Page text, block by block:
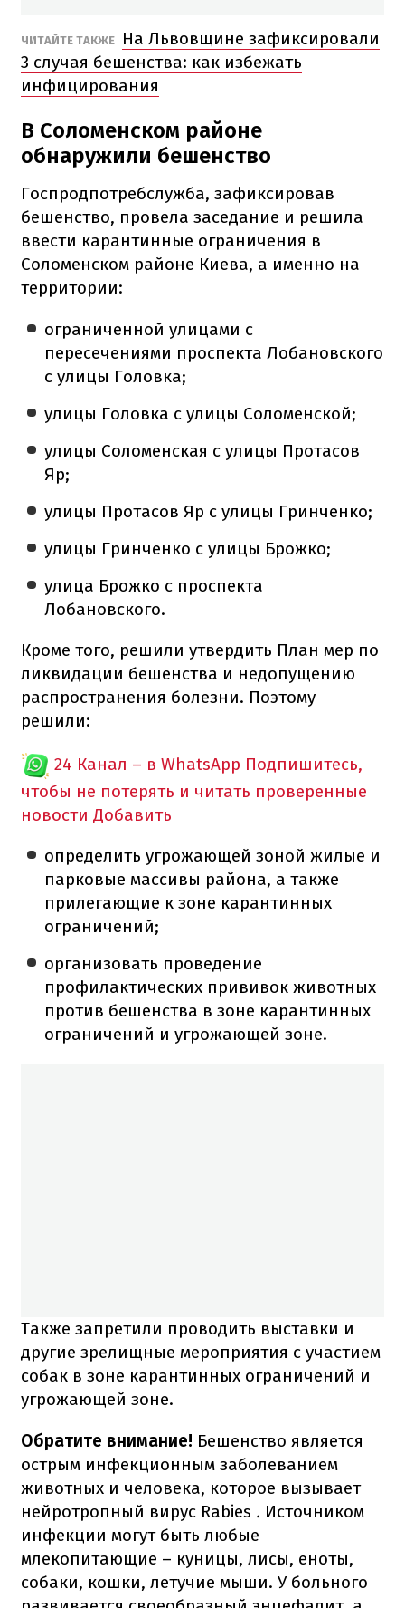
ЧИТАЙТЕ ТАКЖЕ
На Львовщине зафиксировали
3 случая бешенства: как избежать
инфицирования
В Соломенском районе
обнаружили бешенство
Госпродпотребслужба, зафиксировав
бешенство, провела заседание и решила
ввести карантинные ограничения в
Соломенском районе Киева, а именно на
территории:
ограниченной улицами с
пересечениями проспекта Лобановского
с улицы Головка;
улицы Головка с улицы Соломенской;
улицы Соломенская с улицы Протасов
Яр;
улицы Протасов Яр с улицы Гринченко;
улицы Гринченко с улицы Брожко;
улица Брожко с проспекта
Лобановского.
Кроме того, решили утвердить План мер по
ликвидации бешенства и недопущению
распространения болезни. Поэтому
решили:
24 Канал – в WhatsApp Подпишитесь,
чтобы не потерять и читать проверенные
новости Добавить
определить угрожающей зоной жилые и
парковые массивы района, а также
прилегающие к зоне карантинных
ограничений;
организовать проведение
профилактических прививок животных
против бешенства в зоне карантинных
ограничений и угрожающей зоне.
Также запретили проводить выставки и
другие зрелищные мероприятия с участием
собак в зоне карантинных ограничений и
угрожающей зоне.
Обратите внимание! Бешенство является
острым инфекционным заболеванием
животных и человека, которое вызывает
нейротропный вирус Rabies . Источником
инфекции могут быть любые
млекопитающие – куницы, лисы, еноты,
собаки, кошки, летучие мыши. У больного